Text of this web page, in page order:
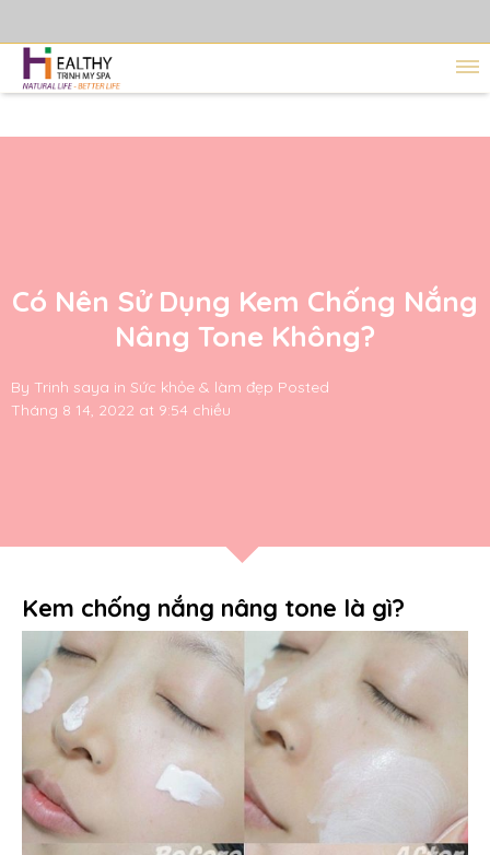
Có Nên Sử Dụng Kem Chống Nắng
Nâng Tone Không?
By Trinh saya in Sức khỏe & làm đẹp Posted
Tháng 8 14, 2022 at 9:54 chiều
Kem chống nắng nâng tone là gì?